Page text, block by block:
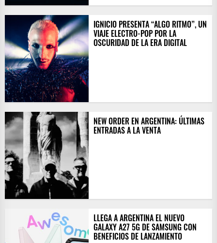
IGNICIO PRESENTA “ALGO RITMO”, UN
VIAJE ELECTRO-POP POR LA
OSCURIDAD DE LA ERA DIGITAL
NEW ORDER EN ARGENTINA: ÚLTIMAS
ENTRADAS A LA VENTA
LLEGA A ARGENTINA EL NUEVO
GALAXY A27 5G DE SAMSUNG CON
BENEFICIOS DE LANZAMIENTO